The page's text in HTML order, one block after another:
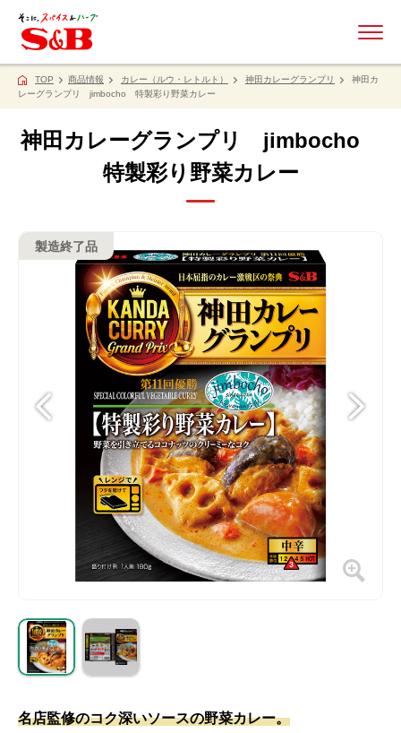
TOP 商品情報 カレー（ルウ・レトルト） 神田カレーグランプリ
神田カ
レーグランプリ jimbocho 特製彩り野菜カレー
神田カレーグランプリ jimbocho
特製彩り野菜カレー
製造終了品
名店監修のコク深いソースの野菜カレー。